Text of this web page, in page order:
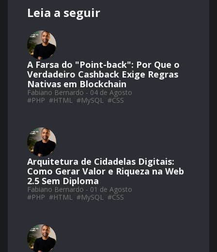
Leia a seguir
A Farsa do "Point-back": Por Que o
Verdadeiro Cashback Exige Regras
Nativas em Blockchain
Fabiano Bernardo - 04 de Agosto
#PHP #HTML #MySQL #CSS
Arquitetura de Cidadelas Digitais:
Como Gerar Valor e Riqueza na Web
2.5 Sem Diploma
Fabiano Bernardo - 01 de Agosto
#PHP #HTML #MySQL #CSS